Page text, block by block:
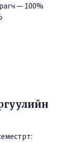
— 100%